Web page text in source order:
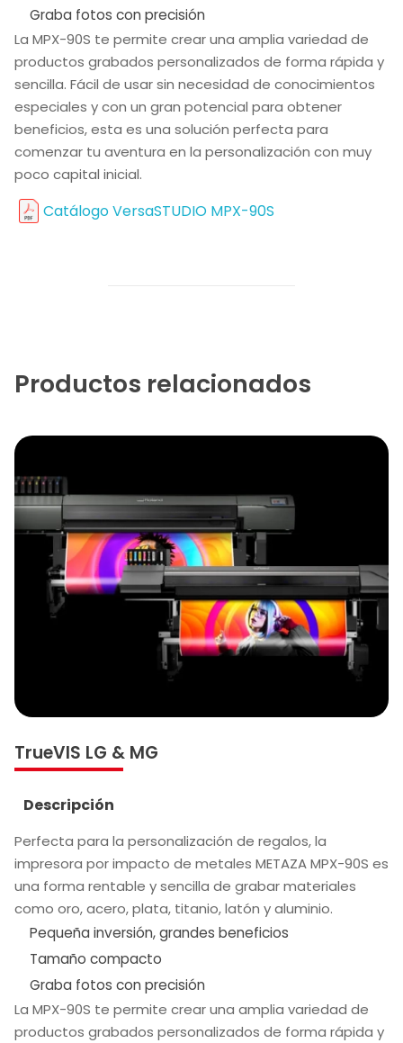
Graba fotos con precisión
La MPX-90S te permite crear una amplia variedad de
productos grabados personalizados de forma rápida y
sencilla. Fácil de usar sin necesidad de conocimientos
especiales y con un gran potencial para obtener
beneficios, esta es una solución perfecta para
comenzar tu aventura en la personalización con muy
poco capital inicial.
Catálogo VersaSTUDIO MPX-90S
Productos relacionados
TrueVIS LG & MG
Descripción
Perfecta para la personalización de regalos, la
impresora por impacto de metales METAZA MPX-90S es
una forma rentable y sencilla de grabar materiales
como oro, acero, plata, titanio, latón y aluminio.
Pequeña inversión, grandes beneficios
Tamaño compacto
Graba fotos con precisión
La MPX-90S te permite crear una amplia variedad de
productos grabados personalizados de forma rápida y